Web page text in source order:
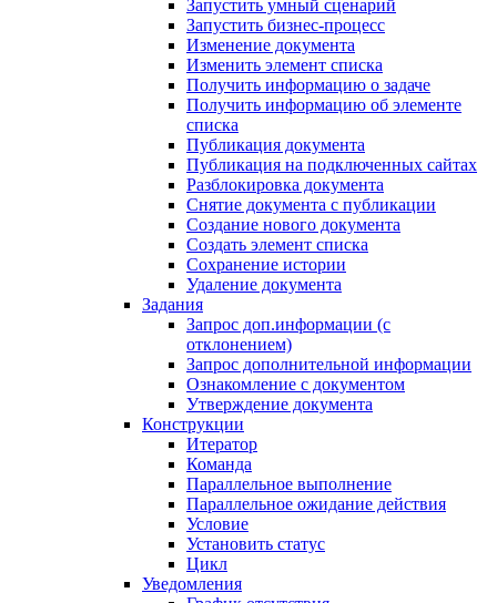
Запустить умный сценарий
Запустить бизнес-процесс
Изменение документа
Изменить элемент списка
Получить информацию о задаче
Получить информацию об элементе
списка
Публикация документа
Публикация на подключенных сайтах
Разблокировка документа
Снятие документа с публикации
Создание нового документа
Создать элемент списка
Сохранение истории
Удаление документа
Задания
Запрос доп.информации (с
отклонением)
Запрос дополнительной информации
Ознакомление с документом
Утверждение документа
Конструкции
Итератор
Команда
Параллельное выполнение
Параллельное ожидание действия
Условие
Установить статус
Цикл
Уведомления